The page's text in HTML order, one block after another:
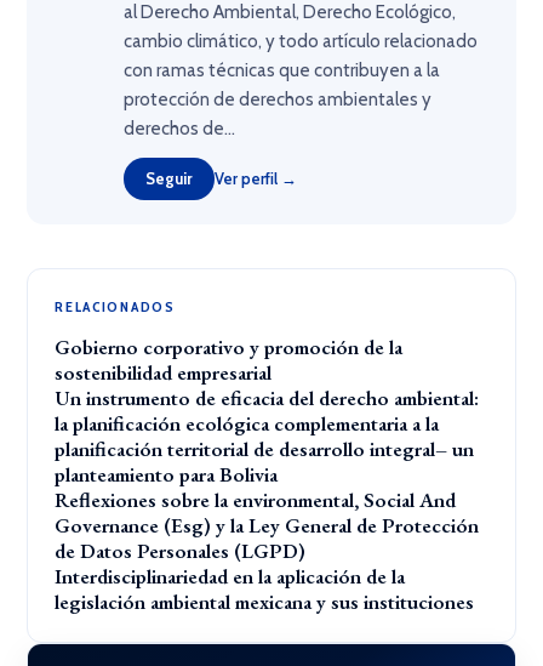
al Derecho Ambiental, Derecho Ecológico,
cambio climático, y todo artículo relacionado
con ramas técnicas que contribuyen a la
protección de derechos ambientales y
derechos de...
Seguir Ver perfil →
RELACIONADOS
Gobierno corporativo y promoción de la
sostenibilidad empresarial
Un instrumento de eficacia del derecho ambiental:
la planificación ecológica complementaria a la
planificación territorial de desarrollo integral– un
planteamiento para Bolivia
Reflexiones sobre la environmental, Social And
Governance (Esg) y la Ley General de Protección
de Datos Personales (LGPD)
Interdisciplinariedad en la aplicación de la
legislación ambiental mexicana y sus instituciones